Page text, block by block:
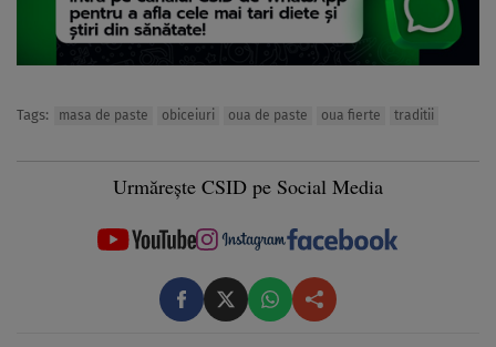
Tags: masa de paste obiceiuri oua de paste oua fierte traditii
Urmărește CSID pe Social Media